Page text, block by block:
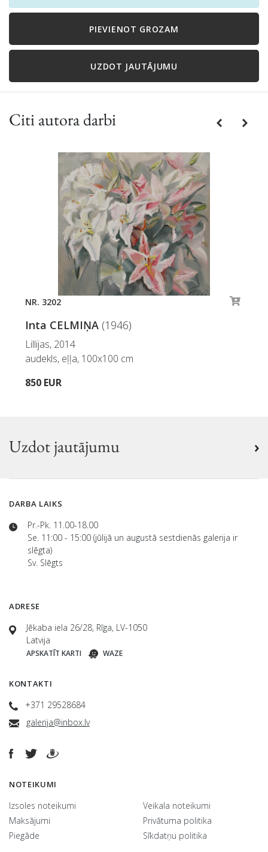
PIEVIENOT GROZAM
UZDOT JAUTĀJUMU
Citi autora darbi PreviousNext
NR. 3202
Inta CELMIŅA (1946)
Lillijas, 2014
audekls, eļļa, 100x100 cm
850 EUR
Uzdot jautājumu
DARBA LAIKS
Pr.-Pk. 11.00-18.00
Se. 11:00 - 15:00 (jūlijā un augustā sestdienās galerija ir
slēgta)
Sv. Slēgts
ADRESE
Jēkaba iela 26/28, Rīga, LV-1050
Latvija
APSKATĪT KARTI WAZE
KONTAKTI
+371 29528684
galerija@inbox.lv
NOTEIKUMI
Izsoles noteikumi
Maksājumi
Piegāde
Veikala noteikumi
Privātuma politika
Sīkdatņu politika